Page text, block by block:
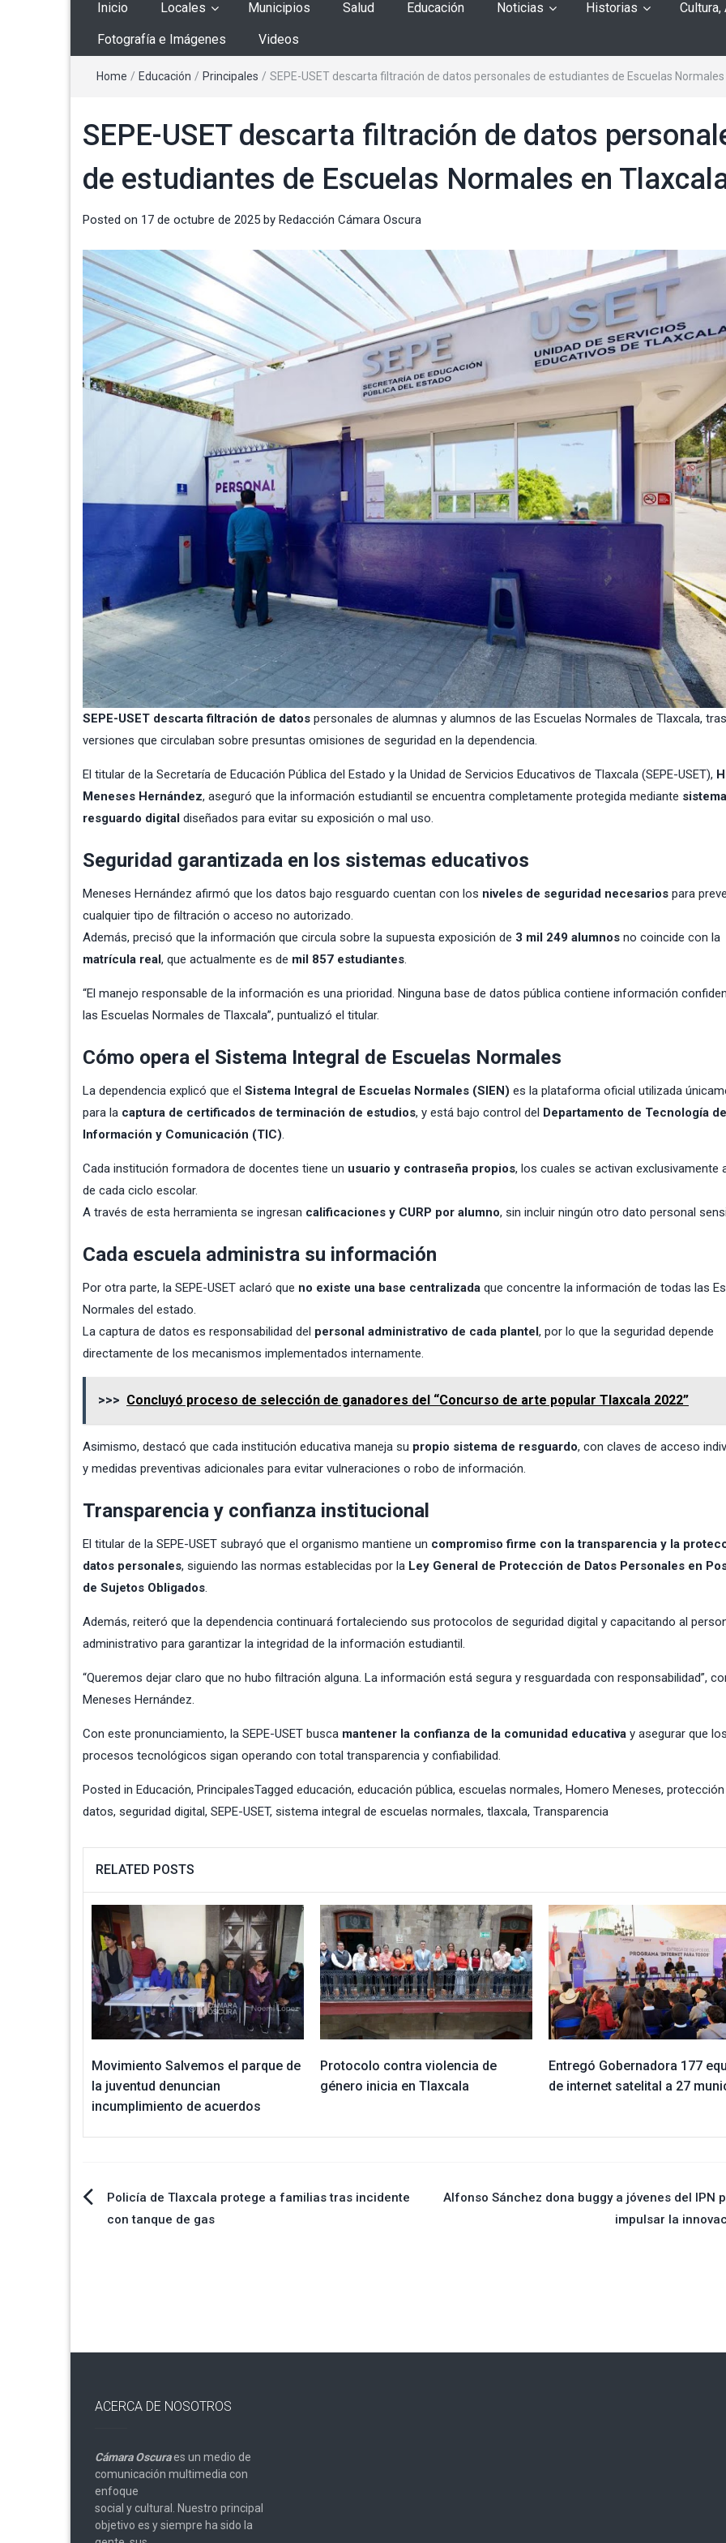
Inicio Locales Municipios Salud Educación Noticias Historias
Fotografía e Imágenes Videos
Home / Educación / Principales / SEPE-USET descarta filtración de datos personales de estudiantes de Escuelas
SEPE-USET descarta filtración de datos
de estudiantes de Escuelas Normales en
Posted on 17 de octubre de 2025 by Redacción Cámara Oscura
SEPE-USET descarta filtración de datos personales de alumnas y alumnos de las Escuelas Normales de Tlaxcala, tras
versiones que circulaban sobre presuntas omisiones de seguridad en la dependencia.
El titular de la Secretaría de Educación Pública del Estado y la Unidad de Servicios Educativos de Tlaxcala (SEPE-USET),
Meneses Hernández, aseguró que la información estudiantil se encuentra completamente protegida mediante
resguardo digital diseñados para evitar su exposición o mal uso.
Seguridad garantizada en los sistemas educativos
Meneses Hernández afirmó que los datos bajo resguardo cuentan con los niveles de seguridad necesarios para
cualquier tipo de filtración o acceso no autorizado.
Además, precisó que la información que circula sobre la supuesta exposición de 3 mil 249 alumnos no coincide con la
matrícula real, que actualmente es de mil 857 estudiantes.
“El manejo responsable de la información es una prioridad. Ninguna base de datos pública contiene información
las Escuelas Normales de Tlaxcala”, puntualizó el titular.
Cómo opera el Sistema Integral de Escuelas Normales
La dependencia explicó que el Sistema Integral de Escuelas Normales (SIEN) es la plataforma oficial utilizada
para la captura de certificados de terminación de estudios, y está bajo control del Departamento de Tecnología
Información y Comunicación (TIC).
Cada institución formadora de docentes tiene un usuario y contraseña propios, los cuales se activan exclusivamente
de cada ciclo escolar.
A través de esta herramienta se ingresan calificaciones y CURP por alumno, sin incluir ningún otro dato personal
Cada escuela administra su información
Por otra parte, la SEPE-USET aclaró que no existe una base centralizada que concentre la información de todas las
Normales del estado.
La captura de datos es responsabilidad del personal administrativo de cada plantel, por lo que la seguridad depende
directamente de los mecanismos implementados internamente.
>>> Concluyó proceso de selección de ganadores del “Concurso de arte popular Tlaxcala 2022”
Asimismo, destacó que cada institución educativa maneja su propio sistema de resguardo, con claves de acceso
y medidas preventivas adicionales para evitar vulneraciones o robo de información.
Transparencia y confianza institucional
El titular de la SEPE-USET subrayó que el organismo mantiene un compromiso firme con la transparencia y la
datos personales, siguiendo las normas establecidas por la Ley General de Protección de Datos Personales en
de Sujetos Obligados.
Además, reiteró que la dependencia continuará fortaleciendo sus protocolos de seguridad digital y capacitando al
administrativo para garantizar la integridad de la información estudiantil.
“Queremos dejar claro que no hubo filtración alguna. La información está segura y resguardada con responsabilidad”,
Meneses Hernández.
Con este pronunciamiento, la SEPE-USET busca mantener la confianza de la comunidad educativa y asegurar que
procesos tecnológicos sigan operando con total transparencia y confiabilidad.
Posted in Educación, PrincipalesTagged educación, educación pública, escuelas normales, Homero Meneses,
datos, seguridad digital, SEPE-USET, sistema integral de escuelas normales, tlaxcala, Transparencia
RELATED POSTS
Movimiento Salvemos el parque de
la juventud denuncian
incumplimiento de acuerdos
Protocolo contra violencia de
género inicia en Tlaxcala
Entregó Gobernadora 177
de internet satelital a 27
Navegación
Policía de Tlaxcala protege a familias tras incidente
con tanque de gas
Alfonso Sánchez dona buggy a jóvenes del IPN
impulsar la
ACERCA DE NOSOTROS
Cámara Oscuraes un medio de
comunicación multimedia con
enfoque
social y cultural. Nuestro principal
objetivo es y siempre ha sido la